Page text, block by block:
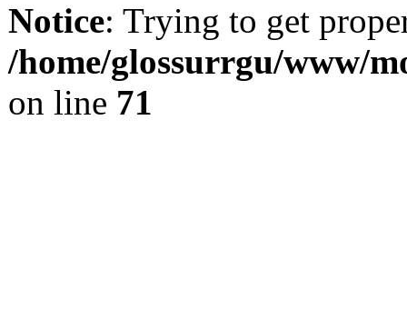
Notice: Trying to get
/home/glossurrgu/www/
on line 71